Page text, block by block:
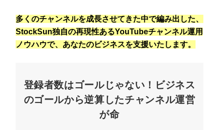
多くのチャンネルを成長させてきた中で編み出した、
StockSun独自の再現性あるYouTubeチャンネル運用
ノウハウで、あなたのビジネスを支援いたします。
登録者数はゴールじゃない！ビジネス
のゴールから逆算したチャンネル運営
が命